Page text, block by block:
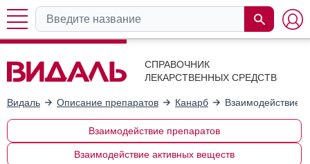
СПРАВОЧНИК
ЛЕКАРСТВЕННЫХ СРЕДСТВ
Видаль Описание препаратов Канарб Взаимодействие
Взаимодействие препаратов
Взаимодействие активных веществ